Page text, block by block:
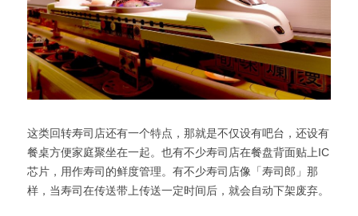
这类回转寿司店还有一个特点，那就是不仅设有吧台，还设有
餐桌方便家庭聚坐在一起。也有不少寿司店在餐盘背面贴上IC
芯片，用作寿司的鲜度管理。有不少寿司店像「寿司郎」那
样，当寿司在传送带上传送一定时间后，就会自动下架废弃。